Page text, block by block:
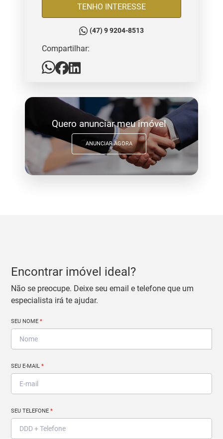
TENHO INTERESSE
(47) 9 9204-8513
Compartilhar:
Quero anunciar meu imóvel
ANUNCIAR AGORA
Encontrar imóvel ideal?
Não se preocupe. Deixe seu email e telefone que um
especialista irá te ajudar.
SEU NOME*
SEU E-MAIL*
SEU TELEFONE*